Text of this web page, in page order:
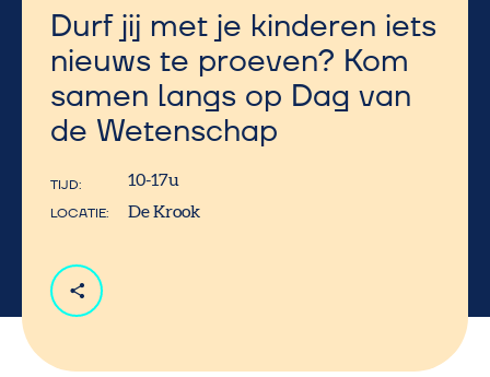
Durf jij met je kinderen iets
nieuws te proeven? Kom
samen langs op Dag van
de Wetenschap
TIJD 10-17u
LOCATIE De Krook